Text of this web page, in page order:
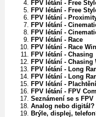
FPV létání - Free
FPV létání - Free
FPV létání -
FPV létání -
FPV létání -
FPV létání - Race
FPV létání - Race
FPV létání - Chasing
FPV létání - Chasing
FPV létání - Long
FPV létání - Long
FPV létání -
FPV létání - FPV
Seznámení se s FPV
Analog nebo digitál?
Brýle, displej,